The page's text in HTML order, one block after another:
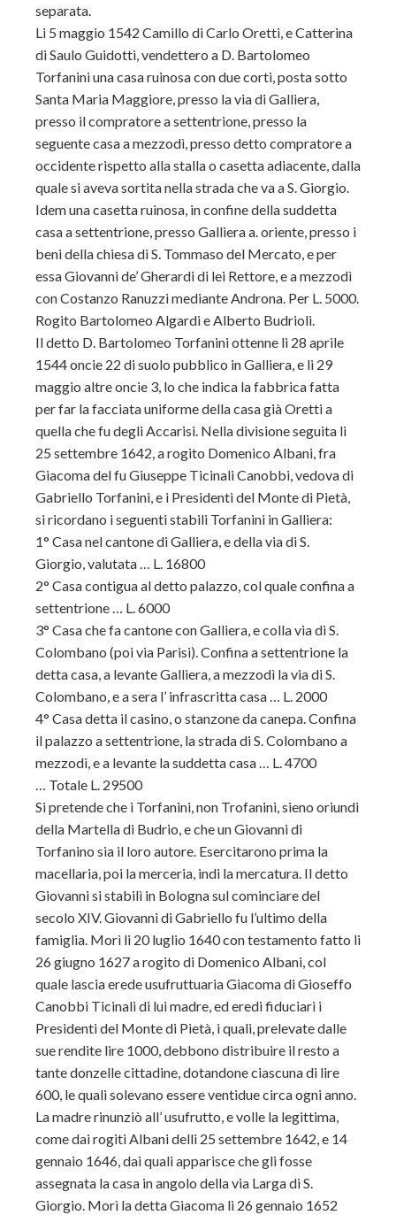
separata.
Li 5 maggio 1542 Camillo di Carlo Oretti, e Catterina
di Saulo Guidotti, vendettero a D. Bartolomeo
Torfanini una casa ruinosa con due corti, posta sotto
Santa Maria Maggiore, presso la via di Galliera,
presso il compratore a settentrione, presso la
seguente casa a mezzodì, presso detto compratore a
occidente rispetto alla stalla o casetta adiacente, dalla
quale si aveva sortita nella strada che va a S. Giorgio.
Idem una casetta ruinosa, in confine della suddetta
casa a settentrione, presso Galliera a. oriente, presso i
beni della chiesa di S. Tommaso del Mercato, e per
essa Giovanni de’ Gherardi di lei Rettore, e a mezzodì
con Costanzo Ranuzzi mediante Androna. Per L. 5000.
Rogito Bartolomeo Algardi e Alberto Budrioli.
Il detto D. Bartolomeo Torfanini ottenne li 28 aprile
1544 oncie 22 di suolo pubblico in Galliera, e li 29
maggio altre oncie 3, lo che indica la fabbrica fatta
per far la facciata uniforme della casa già Oretti a
quella che fu degli Accarisi. Nella divisione seguita li
25 settembre 1642, a rogito Domenico Albani, fra
Giacoma del fu Giuseppe Ticinali Canobbi, vedova di
Gabriello Torfanini, e i Presidenti del Monte di Pietà,
si ricordano i seguenti stabili Torfanini in Galliera:
1° Casa nel cantone di Galliera, e della via di S.
Giorgio, valutata … L. 16800
2° Casa contigua al detto palazzo, col quale confina a
settentrione … L. 6000
3° Casa che fa cantone con Galliera, e colla via di S.
Colombano (poi via Parisi). Confina a settentrione la
detta casa, a levante Galliera, a mezzodì la via di S.
Colombano, e a sera l’ infrascritta casa … L. 2000
4° Casa detta il casino, o stanzone da canepa. Confina
il palazzo a settentrione, la strada di S. Colombano a
mezzodì, e a levante la suddetta casa … L. 4700
… Totale L. 29500
Si pretende che i Torfanini, non Trofanini, sieno oriundi
della Martella di Budrio, e che un Giovanni di
Torfanino sia il loro autore. Esercitarono prima la
macellaria, poi la merceria, indi la mercatura. Il detto
Giovanni si stabilì in Bologna sul cominciare del
secolo XIV. Giovanni di Gabriello fu l’ultimo della
famiglia. Morì li 20 luglio 1640 con testamento fatto li
26 giugno 1627 a rogito di Domenico Albani, col
quale lascia erede usufruttuaria Giacoma di Gioseffo
Canobbi Ticinali di lui madre, ed eredi fiduciari i
Presidenti del Monte di Pietà, i quali, prelevate dalle
sue rendite lire 1000, debbono distribuire il resto a
tante donzelle cittadine, dotandone ciascuna di lire
600, le quali solevano essere ventidue circa ogni anno.
La madre rinunziò all’ usufrutto, e volle la legittima,
come dai rogiti Albani delli 25 settembre 1642, e 14
gennaio 1646, dai quali apparisce che gli fosse
assegnata la casa in angolo della via Larga di S.
Giorgio. Morì la detta Giacoma li 26 gennaio 1652